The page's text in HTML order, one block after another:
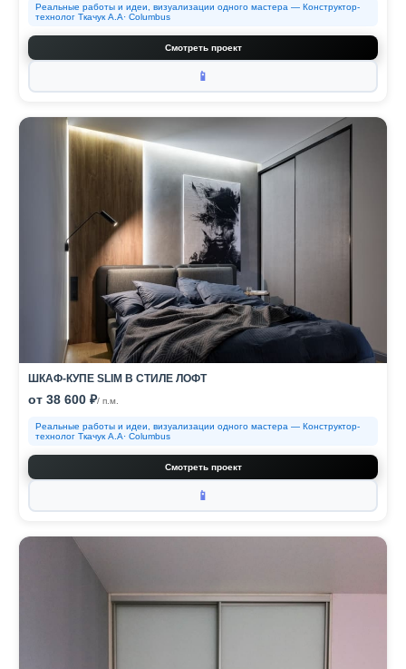
Реальные работы и идеи, визуализации одного мастера — Конструктор-
технолог Ткачук А.А· Columbus
Смотреть проект
📱
ШКАФ-КУПЕ SLIM В СТИЛЕ ЛОФТ
от 38 600 ₽/ п.м.
Реальные работы и идеи, визуализации одного мастера — Конструктор-
технолог Ткачук А.А· Columbus
Смотреть проект
📱